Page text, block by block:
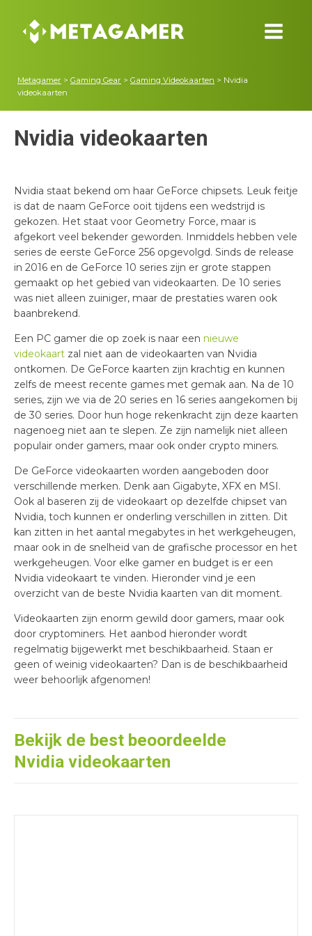
Metagamer > Gaming Gear > Gaming Videokaarten > Nvidia
videokaarten
Nvidia videokaarten
Nvidia staat bekend om haar GeForce chipsets. Leuk feitje
is dat de naam GeForce ooit tijdens een wedstrijd is
gekozen. Het staat voor Geometry Force, maar is
afgekort veel bekender geworden. Inmiddels hebben vele
series de eerste GeForce 256 opgevolgd. Sinds de release
in 2016 en de GeForce 10 series zijn er grote stappen
gemaakt op het gebied van videokaarten. De 10 series
was niet alleen zuiniger, maar de prestaties waren ook
baanbrekend.
Een PC gamer die op zoek is naar een nieuwe
videokaart zal niet aan de videokaarten van Nvidia
ontkomen. De GeForce kaarten zijn krachtig en kunnen
zelfs de meest recente games met gemak aan. Na de 10
series, zijn we via de 20 series en 16 series aangekomen bij
de 30 series. Door hun hoge rekenkracht zijn deze kaarten
nagenoeg niet aan te slepen. Ze zijn namelijk niet alleen
populair onder gamers, maar ook onder crypto miners.
De GeForce videokaarten worden aangeboden door
verschillende merken. Denk aan Gigabyte, XFX en MSI.
Ook al baseren zij de videokaart op dezelfde chipset van
Nvidia, toch kunnen er onderling verschillen in zitten. Dit
kan zitten in het aantal megabytes in het werkgeheugen,
maar ook in de snelheid van de grafische processor en het
werkgeheugen. Voor elke gamer en budget is er een
Nvidia videokaart te vinden. Hieronder vind je een
overzicht van de beste Nvidia kaarten van dit moment.
Videokaarten zijn enorm gewild door gamers, maar ook
door cryptominers. Het aanbod hieronder wordt
regelmatig bijgewerkt met beschikbaarheid. Staan er
geen of weinig videokaarten? Dan is de beschikbaarheid
weer behoorlijk afgenomen!
Bekijk de best beoordeelde
Nvidia videokaarten